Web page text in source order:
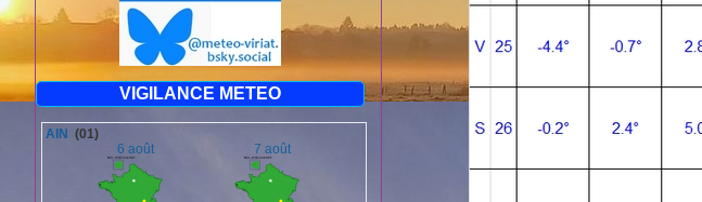
VIGILANCE METEO